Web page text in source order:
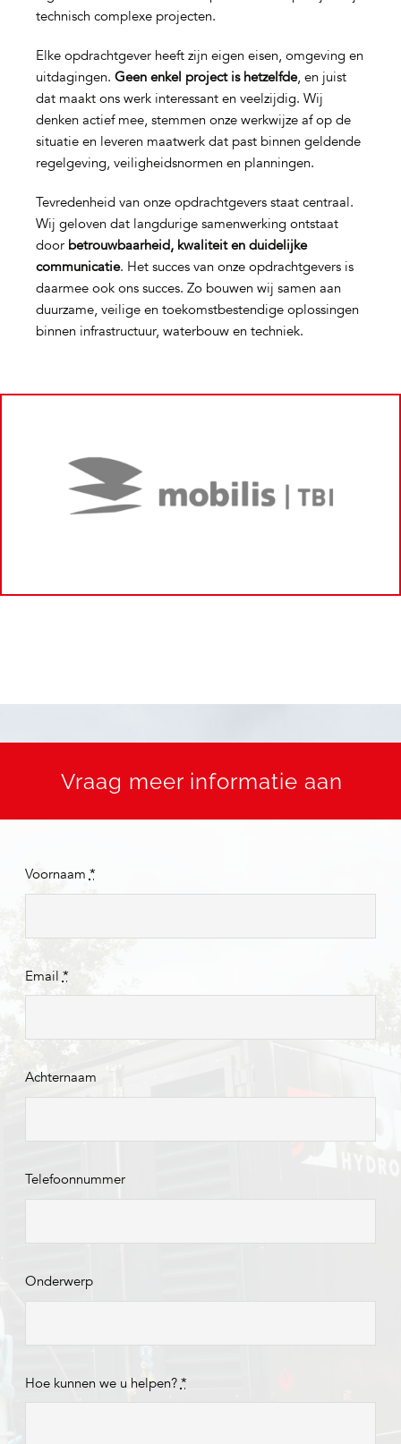
technisch complexe projecten.
Elke opdrachtgever heeft zijn eigen eisen, omgeving en
uitdagingen. Geen enkel project is hetzelfde, en juist
dat maakt ons werk interessant en veelzijdig. Wij
denken actief mee, stemmen onze werkwijze af op de
situatie en leveren maatwerk dat past binnen geldende
regelgeving, veiligheidsnormen en planningen.
Tevredenheid van onze opdrachtgevers staat centraal.
Wij geloven dat langdurige samenwerking ontstaat
door betrouwbaarheid, kwaliteit en duidelijke
communicatie. Het succes van onze opdrachtgevers is
daarmee ook ons succes. Zo bouwen wij samen aan
duurzame, veilige en toekomstbestendige oplossingen
binnen infrastructuur, waterbouw en techniek.
Vraag meer informatie aan
Voornaam *
Email *
Achternaam
Telefoonnummer
Onderwerp
Hoe kunnen we u helpen? *